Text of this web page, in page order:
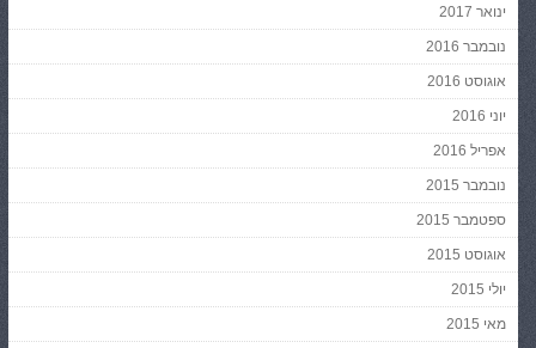
ינואר 2017
נובמבר 2016
אוגוסט 2016
יוני 2016
אפריל 2016
נובמבר 2015
ספטמבר 2015
אוגוסט 2015
יולי 2015
מאי 2015